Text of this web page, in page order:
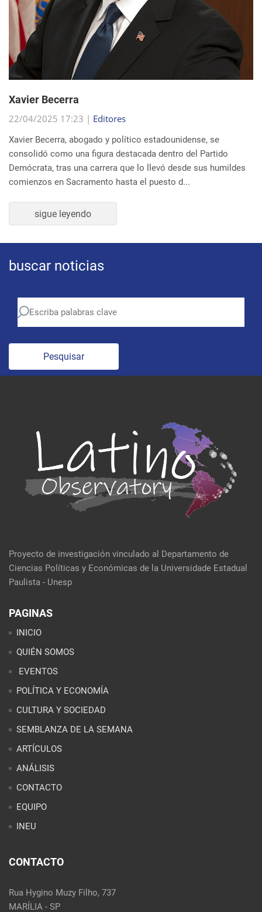
Xavier Becerra
22/04/2025 17:23 |Editores
Xavier Becerra, abogado y político estadounidense, se
consolidó como una figura destacada dentro del Partido
Demócrata, tras una carrera que lo llevó desde sus humildes
sigue leyendo
buscar noticias
Pesquisar
Proyecto de investigación vinculado al Departamento de
Ciencias Políticas y Económicas de la Universidade Estadual
Paulista - Unesp
QUIÉN SOMOS
EVENTOS
CULTURA Y SOCIEDAD
SEMBLANZA DE LA SEMANA
ARTÍCULOS
ANÁLISIS
CONTACTO
EQUIPO
INEU
CONTACTO
MARÍLIA - SP
contato@latinoobservatory.org
Idioma
REDES SOCIALES